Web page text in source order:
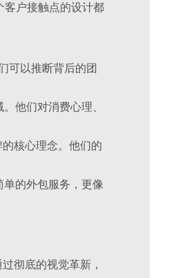
户接触点的设计都
可以推断背后的团
他们对消费心理、
核心理念。他们的
的外包服务，更像
彻底的视觉革新，